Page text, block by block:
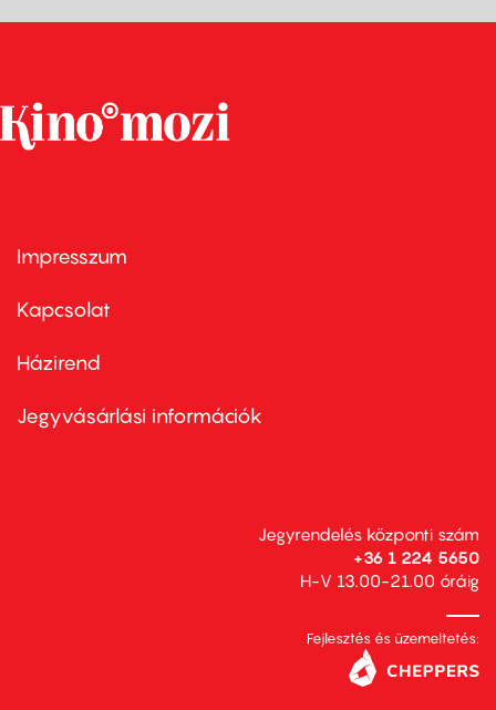
Footer
first
Impresszum
Kapcsolat
Footer
second
Házirend
Jegyvásárlási információk
Jegyrendelés központi szám
+36 1 224 5650
H-V 13.00-21.00 óráig
Fejlesztés és üzemeltetés: